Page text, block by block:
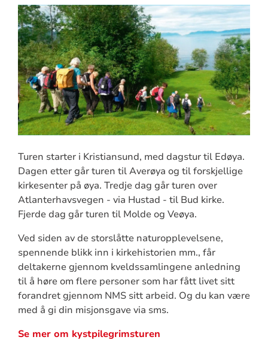
Turen starter i Kristiansund, med dagstur til Edøya.
Dagen etter går turen til Averøya og til forskjellige
kirkesenter på øya. Tredje dag går turen over
Atlanterhavsvegen - via Hustad - til Bud kirke.
Fjerde dag går turen til Molde og Veøya.
Ved siden av de storslåtte naturopplevelsene,
spennende blikk inn i kirkehistorien mm., får
deltakerne gjennom kveldssamlingene anledning
til å høre om flere personer som har fått livet sitt
forandret gjennom NMS sitt arbeid. Og du kan være
med å gi din misjonsgave via sms.
Se mer om kystpilegrimsturen